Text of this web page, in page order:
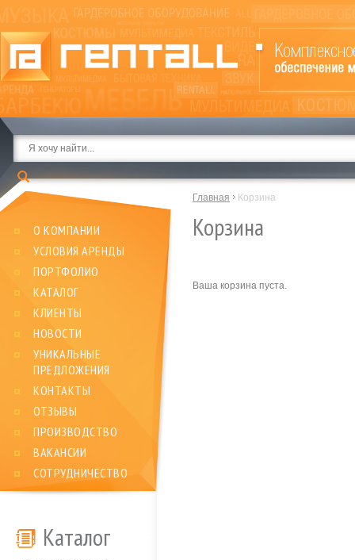
О КОМПАНИИ
УСЛОВИЯ АРЕНДЫ
ПОРТФОЛИО
КАТАЛОГ
КЛИЕНТЫ
НОВОСТИ
УНИКАЛЬНЫЕ
ПРЕДЛОЖЕНИЯ
КОНТАКТЫ
ОТЗЫВЫ
ПРОИЗВОДСТВО
ВАКАНСИИ
СОТРУДНИЧЕСТВО
Каталог
Главная Корзина
Корзина
Ваша корзина пуста.